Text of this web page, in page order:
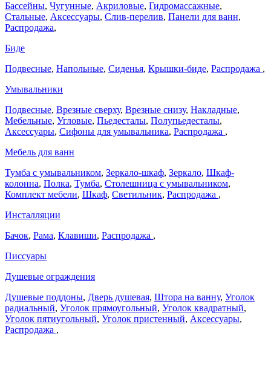
Бассейны, Чугунные, Акриловые, Гидромассажные,
Стальные, Аксессуары, Слив-перелив, Панели для ванн,
Распродажа,
Биде
Подвесные, Напольные, Сиденья, Крышки-биде, Распродажа ,
Умывальники
Подвесные, Врезные сверху, Врезные снизу, Накладные,
Мебельные, Угловые, Пьедесталы, Полупьедесталы,
Аксессуары, Сифоны для умывальника, Распродажа ,
Мебель для ванн
Тумба с умывальником, Зеркало-шкаф, Зеркало, Шкаф-
колонна, Полка, Тумба, Столешница с умывальником,
Комплект мебели, Шкаф, Светильник, Распродажа ,
Инсталляции
Бачок, Рама, Клавиши, Распродажа ,
Писсуары
Душевые ограждения
Душевые поддоны, Дверь душевая, Штора на ванну, Уголок
радиальный, Уголок прямоугольный, Уголок квадратный,
Уголок пятиугольный, Уголок пристенный, Аксессуары,
Распродажа ,